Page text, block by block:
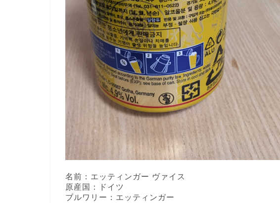
名前：エッティンガー ヴァイス
原産国：ドイツ
ブルワリー：エッティンガー